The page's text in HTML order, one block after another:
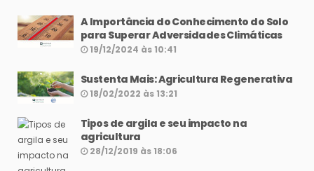
A Importância do Conhecimento do Solo
para Superar Adversidades Climáticas
19/12/2024 às 10:41
Sustenta Mais: Agricultura Regenerativa
18/02/2022 às 13:21
Tipos de argila e seu impacto na
agricultura
28/12/2019 às 18:06